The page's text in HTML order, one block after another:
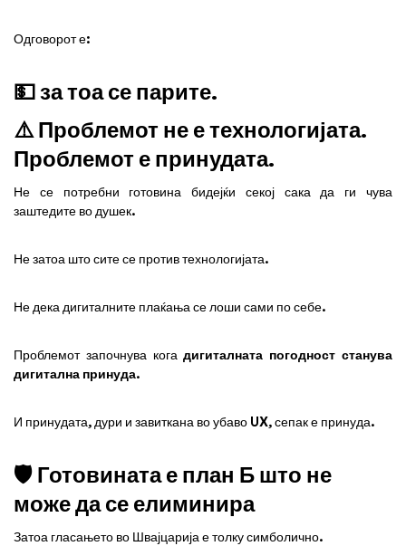
Одговорот е:
💵 за тоа се парите.
⚠️ Проблемот не е технологијата.
Проблемот е принудата.
Не се потребни готовина бидејќи секој сака да ги чува
заштедите во душек.
Не затоа што сите се против технологијата.
Не дека дигиталните плаќања се лоши сами по себе.
Проблемот започнува когадигиталната погодност станува
дигитална принуда.
И принудата, дури и завиткана во убаво UX, сепак е принуда.
🛡️ Готовината е план Б што не
може да се елиминира
Затоа гласањето во Швајцарија е толку симболично.